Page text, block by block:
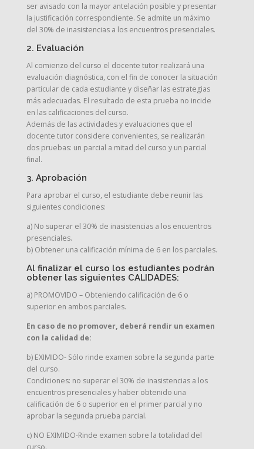
ser avisado con la mayor antelación posible y presentar
la justificación correspondiente. Se admite un máximo
del 30% de inasistencias a los encuentros presenciales.
2. Evaluación
Al comienzo del curso el docente tutor realizará una
evaluación diagnóstica, con el fin de conocer la situación
particular de cada estudiante y diseñar las estrategias
más adecuadas. El resultado de esta prueba no incide
en las calificaciones del curso.
Además de las actividades y evaluaciones que el
docente tutor considere convenientes, se realizarán
dos pruebas: un parcial a mitad del curso y un parcial
final.
3. Aprobación
Para aprobar el curso, el estudiante debe reunir las
siguientes condiciones:
a) No superar el 30% de inasistencias a los encuentros
presenciales.
b) Obtener una calificación mínima de 6 en los parciales.
Al finalizar el curso los estudiantes podrán
obtener las siguientes CALIDADES:
a) PROMOVIDO – Obteniendo calificación de 6 o
superior en ambos parciales.
En caso de no promover, deberá rendir un examen
con la calidad de:
b) EXIMIDO- Sólo rinde examen sobre la segunda parte
del curso.
Condiciones: no superar el 30% de inasistencias a los
encuentros presenciales y haber obtenido una
calificación de 6 o superior en el primer parcial y no
aprobar la segunda prueba parcial.
c) NO EXIMIDO-Rinde examen sobre la totalidad del